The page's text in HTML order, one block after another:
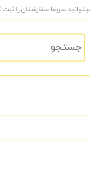
سفارشتان را ثبت کنید. سفارشات حداکثر